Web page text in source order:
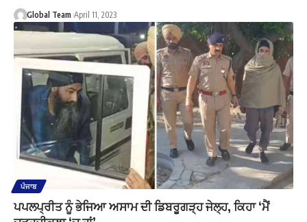
Global Team April 11, 2023
ਪੰਜਾਬ
ਪਪਲਪ੍ਰੀਤ ਨੂੰ ਭੇਜਿਆ ਅਸਾਮ ਦੀ ਡਿਬਰੂਗੜ੍ਹ ਜੇਲ੍ਹ, ਕਿਹਾ ‘ਮੈਂ